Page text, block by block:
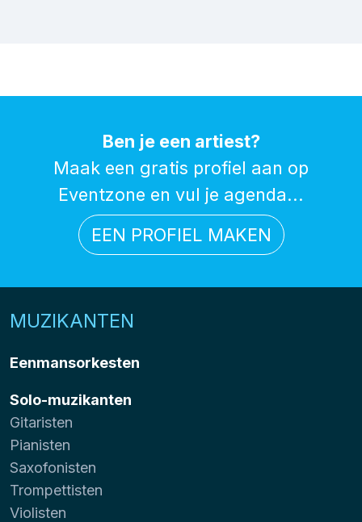
Ben je een artiest?
Maak een gratis profiel aan op
Eventzone en vul je agenda...
EEN PROFIEL MAKEN
MUZIKANTEN
Eenmansorkesten
Solo-muzikanten
Gitaristen
Pianisten
Saxofonisten
Trompettisten
Violisten